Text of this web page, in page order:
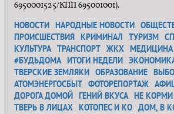
6950001525/КПП 695001001).
НОВОСТИ НАРОДНЫЕ НОВОСТИ
ПРОИСШЕСТВИЯ КРИМИНАЛ ТУРИЗМ
КУЛЬТУРА ТРАНСПОРТ ЖКХ МЕДИЦИНА
#БУДЬДОМА ИТОГИ НЕДЕЛИ
ТВЕРСКИЕ ЗЕМЛЯКИ ОБРАЗОВАНИЕ
АТОМЭНЕРГОСБЫТ ФОТОРЕПОРТАЖ
ДОРОГА ДОМОЙ ГЕНИЙ ВКУСА НЕ
ТВЕРЬ В ЛИЦАХ КОТОПЕС И КО ДОМ, В